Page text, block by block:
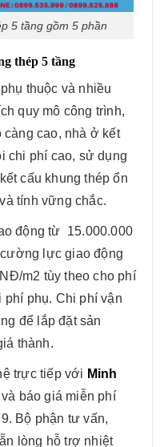
5 tầng gồm 5 phần
thép 5 tầng
thuộc và nhiều
quy mô công trình,
cao, nhà ở kết
chi phí cao, sử dụng
cấu khung thép ổn
tính vững chắc.
động từ 15.000.000
lực giao động
m2 tùy theo cho phí
phí phụ. Chi phí vận
để lắp đặt sản
thành.
trực tiếp với Minh
báo giá miễn phí
Bộ phận tư vấn,
lòng hỗ trợ nhiệt